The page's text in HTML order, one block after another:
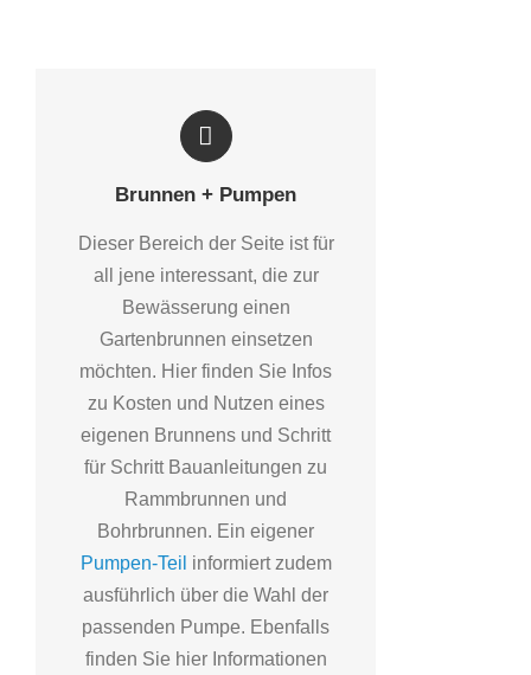
Brunnen + Pumpen
Dieser Bereich der Seite ist für
all jene interessant, die zur
Bewässerung einen
Gartenbrunnen einsetzen
möchten. Hier finden Sie Infos
zu Kosten und Nutzen eines
eigenen Brunnens und Schritt
für Schritt Bauanleitungen zu
Rammbrunnen und
Bohrbrunnen. Ein eigener
Pumpen-Teil informiert zudem
ausführlich über die Wahl der
passenden Pumpe. Ebenfalls
finden Sie hier Informationen